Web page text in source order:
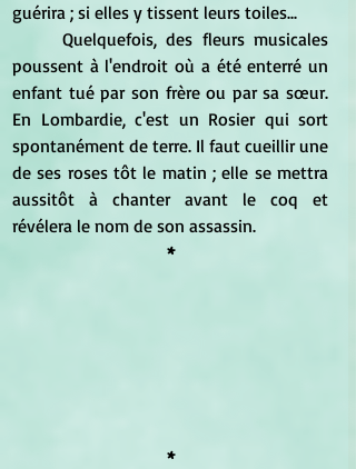
guérira ; si elles y tissent leurs toiles...
poussent à l'endroit où a été enterré un
enfant tué par son frère ou par sa sœur.
En Lombardie, c'est un Rosier qui sort
spontanément de terre. Il faut cueillir une
de ses roses tôt le matin ; elle se mettra
aussitôt à chanter avant le coq et
révélera le nom de son assassin.
*
*